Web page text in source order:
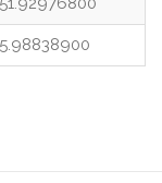
5.98838900